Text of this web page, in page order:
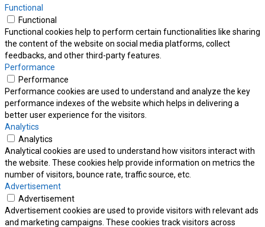
Functional
Functional
Functional cookies help to perform certain functionalities like sharing
the content of the website on social media platforms, collect
feedbacks, and other third-party features.
Performance
Performance
Performance cookies are used to understand and analyze the key
performance indexes of the website which helps in delivering a
better user experience for the visitors.
Analytics
Analytics
Analytical cookies are used to understand how visitors interact with
the website. These cookies help provide information on metrics the
number of visitors, bounce rate, traffic source, etc.
Advertisement
Advertisement
Advertisement cookies are used to provide visitors with relevant ads
and marketing campaigns. These cookies track visitors across